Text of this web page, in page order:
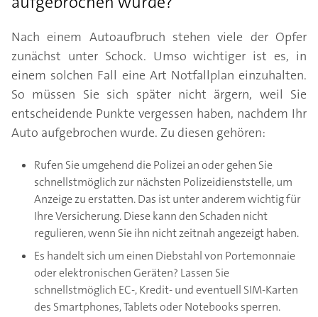
Nach einem Autoaufbruch stehen viele der Opfer
zunächst unter Schock. Umso wichtiger ist es, in
einem solchen Fall eine Art Notfallplan einzuhalten.
So müssen Sie sich später nicht ärgern, weil Sie
entscheidende Punkte vergessen haben, nachdem Ihr
Auto aufgebrochen wurde. Zu diesen gehören:
Rufen Sie umgehend die Polizei an oder gehen Sie
schnellstmöglich zur nächsten Polizeidienststelle, um
Anzeige zu erstatten. Das ist unter anderem wichtig für
Ihre Versicherung. Diese kann den Schaden nicht
regulieren, wenn Sie ihn nicht zeitnah angezeigt haben.
Es handelt sich um einen Diebstahl von Portemonnaie
oder elektronischen Geräten? Lassen Sie
schnellstmöglich EC-, Kredit- und eventuell SIM-Karten
des Smartphones, Tablets oder Notebooks sperren.